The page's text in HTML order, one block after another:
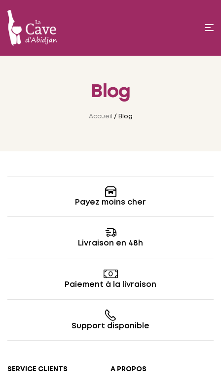
Blog
Accueil / Blog
Payez moins cher
Livraison en 48h
Paiement à la livraison
Support disponible
SERVICE CLIENTS A PROPOS